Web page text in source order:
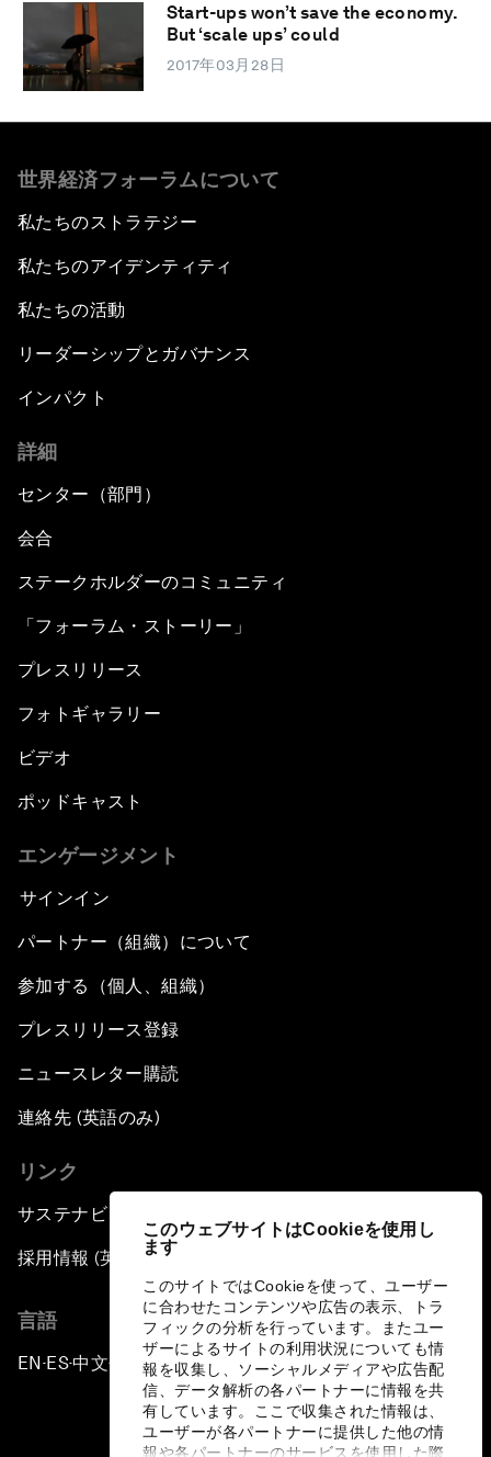
このウェブサイトはCookieを使用し
ます
このサイトではCookieを使って、ユーザー
に合わせたコンテンツや広告の表示、トラ
フィックの分析を行っています。またユー
ザーによるサイトの利用状況についても情
報を収集し、ソーシャルメディアや広告配
信、データ解析の各パートナーに情報を共
有しています。ここで収集された情報は、
ユーザーが各パートナーに提供した他の情
報や各パートナーのサービスを使用した際
Start-ups won’t save the economy.
But ‘scale ups’ could
2017年03月28日
世界経済フォーラムについて
私たちのストラテジー
私たちのアイデンティティ
私たちの活動
リーダーシップとガバナンス
インパクト
詳細
センター（部門）
会合
ステークホルダーのコミュニティ
「フォーラム・ストーリー」
プレスリリース
フォトギャラリー
ビデオ
ポッドキャスト
エンゲージメント
サインイン
パートナー（組織）について
参加する（個人、組織）
プレスリリース登録
ニュースレター購読
連絡先 (英語のみ)
リンク
サステナビリティへの取り組み
採用情報 (英語のみ)
言語
EN ▪ES▪中文▪ 日本語